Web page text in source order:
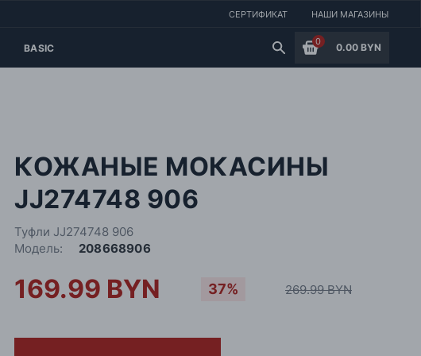
СЕРТИФИКАТ НАШИ МАГАЗИНЫ
BASIC
0
0.00 BYN
КОЖАНЫЕ МОКАСИНЫ
JJ274748 906
Туфли JJ274748 906
Модель:
208668906
169.99 BYN 37% 269.99 BYN